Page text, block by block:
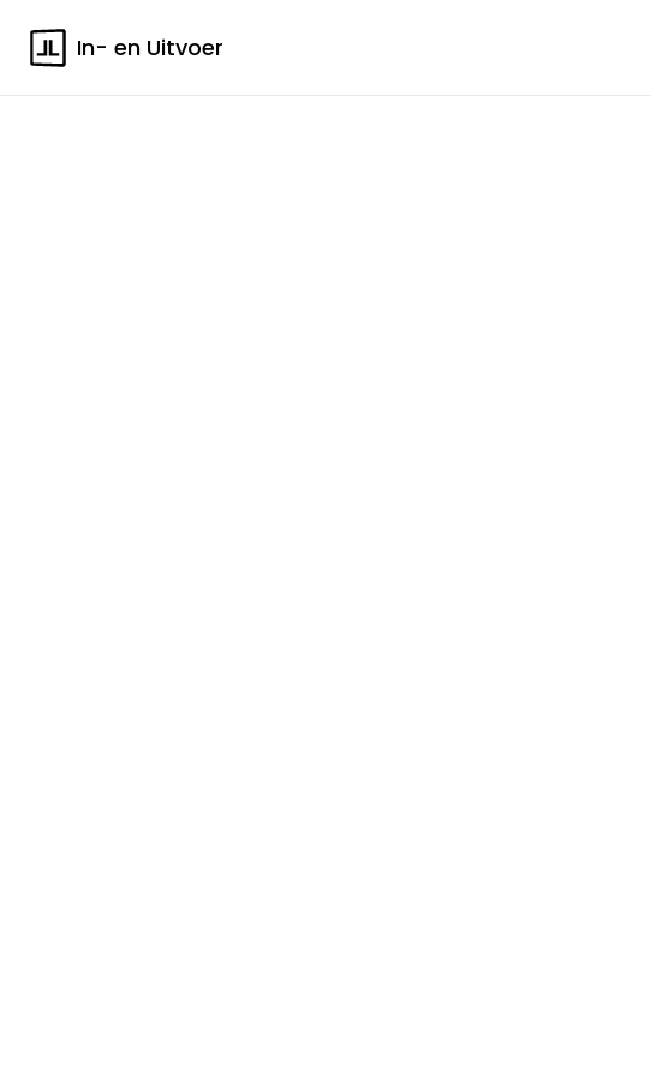
In- en Uitvoer